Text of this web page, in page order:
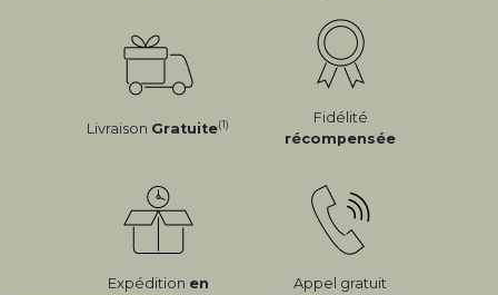
Livraison Gratuite(1)
Fidélité
récompensée
Expédition en
Appel gratuit